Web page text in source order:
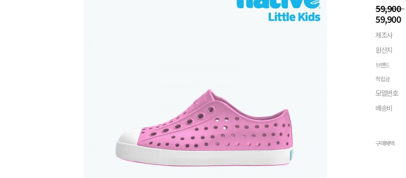
59,900
59,900
제조사
원산지
브랜드
적립금
모델번호
배송비
구매혜택